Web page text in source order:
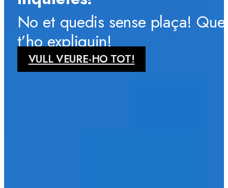
No et quedis sense plaça!
t’ho expliquin!
VULL VEURE-HO TOT!